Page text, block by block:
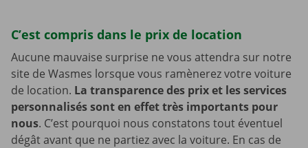
C’est compris dans le prix de location
Aucune mauvaise surprise ne vous attendra sur notre
site de Wasmes lorsque vous ramènerez votre voiture
de location. La transparence des prix et les services
personnalisés sont en effet très importants pour
nous. C’est pourquoi nous constatons tout éventuel
dégât avant que ne partiez avec la voiture. En cas de